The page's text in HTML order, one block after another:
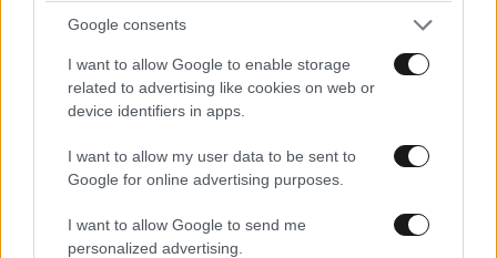
Google consents
I want to allow Google to enable storage
related to advertising like cookies on web or
device identifiers in apps.
I want to allow my user data to be sent to
Google for online advertising purposes.
I want to allow Google to send me
personalized advertising.
ΠΟΛΙΤΙΚΗ3 ω. πριν
Θανάσης Αυγερινός για Καρυστιανού-Γρατσία:
«Σπέκουλα, ψεύδη, πολιτική αναξιοπρέπεια και